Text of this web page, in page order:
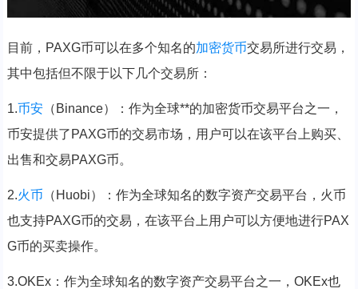
目前，PAXG币可以在多个知名的加密货币交易所进行交易，
其中包括但不限于以下几个交易所：
1.币安（Binance）：作为全球**的加密货币交易平台之一，
币安提供了PAXG币的交易市场，用户可以在该平台上购买、
出售和交易PAXG币。
2.火币 （Huobi）：作为全球知名的数字资产交易平台，火币
也支持PAXG币的交易，在该平台上用户可以方便地进行PAX
G币的买卖操作。
3.OKEx：作为全球知名的数字资产交易平台之一，OKEx也